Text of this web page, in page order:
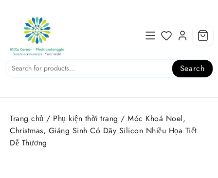
content
Search
Trang chủ / Phụ kiện thời trang / Móc Khoá Noel,
Christmas, Giáng Sinh Có Dây Silicon Nhiều Họa Tiết
Dễ Thương